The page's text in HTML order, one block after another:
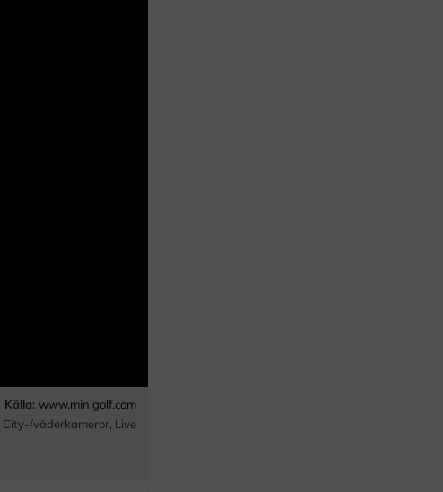
Källa: www.minigolf.com
City-/väderkameror, Live